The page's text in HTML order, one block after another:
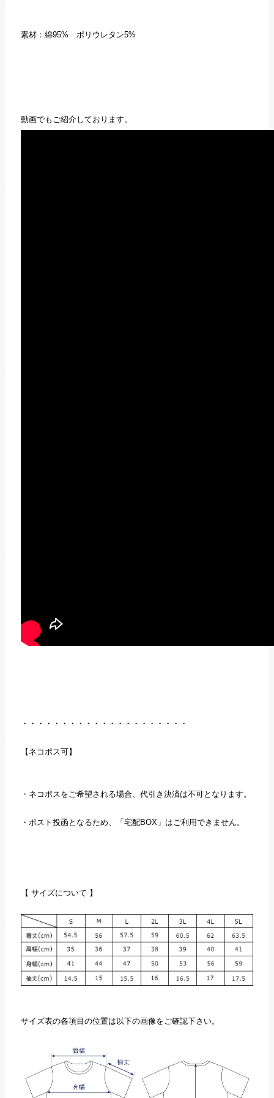
素材：綿95% ポリウレタン5%
動画でもご紹介しております。
・・・・・・・・・・・・・・・・・・・・・
【ネコポス可】
・ネコポスをご希望される場合、代引き決済は不可となります。
・ポスト投函となるため、「宅配BOX」はご利用できません。
【 サイズについて 】
サイズ表の各項目の位置は以下の画像をご確認下さい。